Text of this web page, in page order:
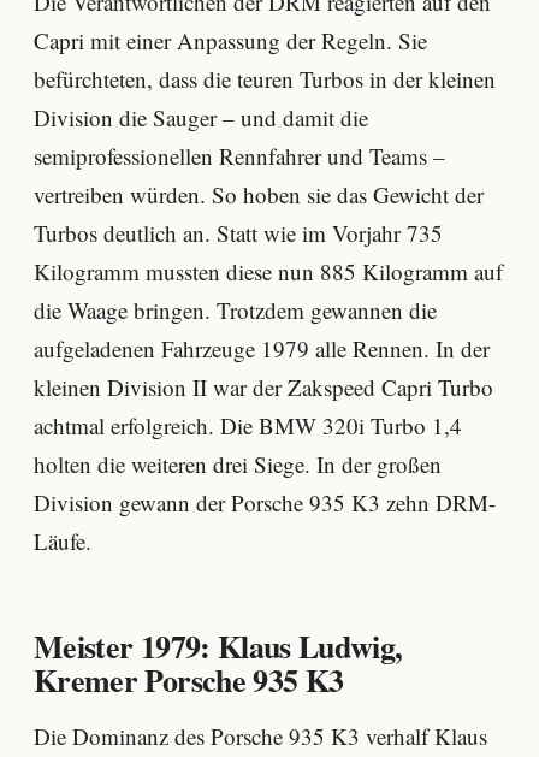
Capri mit einer Anpassung der Regeln. Sie
befürchteten, dass die teuren Turbos in der kleinen
Division die Sauger – und damit die
semiprofessionellen Rennfahrer und Teams –
vertreiben würden. So hoben sie das Gewicht der
Turbos deutlich an. Statt wie im Vorjahr 735
Kilogramm mussten diese nun 885 Kilogramm auf
die Waage bringen. Trotzdem gewannen die
aufgeladenen Fahrzeuge 1979 alle Rennen. In der
kleinen Division II war der Zakspeed Capri Turbo
achtmal erfolgreich. Die BMW 320i Turbo 1,4
holten die weiteren drei Siege. In der großen
Division gewann der Porsche 935 K3 zehn DRM-
Läufe.
Meister 1979: Klaus Ludwig,
Kremer Porsche 935 K3
Die Dominanz des Porsche 935 K3 verhalf Klaus